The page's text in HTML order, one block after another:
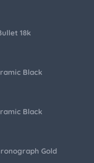
18k
Black
Black
Gold